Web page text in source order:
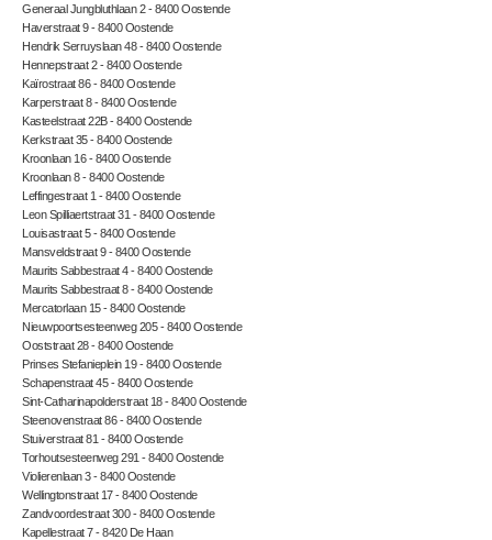
Generaal Jungbluthlaan 2 - 8400 Oostende
Haverstraat 9 - 8400 Oostende
Hendrik Serruyslaan 48 - 8400 Oostende
Hennepstraat 2 - 8400 Oostende
Kaïrostraat 86 - 8400 Oostende
Karperstraat 8 - 8400 Oostende
Kasteelstraat 22B - 8400 Oostende
Kerkstraat 35 - 8400 Oostende
Kroonlaan 16 - 8400 Oostende
Kroonlaan 8 - 8400 Oostende
Leffingestraat 1 - 8400 Oostende
Leon Spilliaertstraat 31 - 8400 Oostende
Louisastraat 5 - 8400 Oostende
Mansveldstraat 9 - 8400 Oostende
Maurits Sabbestraat 4 - 8400 Oostende
Maurits Sabbestraat 8 - 8400 Oostende
Mercatorlaan 15 - 8400 Oostende
Nieuwpoortsesteenweg 205 - 8400 Oostende
Ooststraat 28 - 8400 Oostende
Prinses Stefanieplein 19 - 8400 Oostende
Schapenstraat 45 - 8400 Oostende
Sint-Catharinapolderstraat 18 - 8400 Oostende
Steenovenstraat 86 - 8400 Oostende
Stuiverstraat 81 - 8400 Oostende
Torhoutsesteenweg 291 - 8400 Oostende
Violierenlaan 3 - 8400 Oostende
Wellingtonstraat 17 - 8400 Oostende
Zandvoordestraat 300 - 8400 Oostende
Kapellestraat 7 - 8420 De Haan